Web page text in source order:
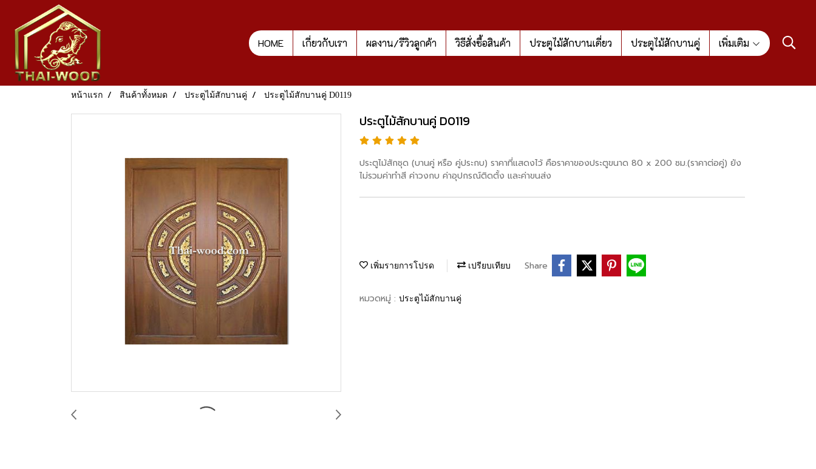
HOME เกี่ยวกับเรา ผลงาน/รีวิวลูกค้า วิธีสั่งซื้อสินค้า ประตูไม้สักบานเดี่ยว ประตูไม้สักบานคู่ เพิ่มเติม
หน้าแรก สินค้าทั้งหมด ประตูไม้สักบานคู่ ประตูไม้สักบานคู่ D0119
ประตูไม้สักบานคู่ D0119
ประตูไม้สักชุด (บานคู่ หรือ คู่ประกบ) ราคาที่แสดงไว้ คือราคาของประตูขนาด 80 x 200 ซม.(ราคาต่อคู่) ยัง
ไม่รวมค่าทำสี ค่าวงกบ ค่าอุปกรณ์ติดตั้ง และค่าขนส่ง
เพิ่มรายการโปรด เปรียบเทียบ Share
หมวดหมู่ : ประตูไม้สักบานคู่